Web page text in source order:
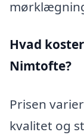
Hvad
Nimtofte?
Prisen
kvalitet og